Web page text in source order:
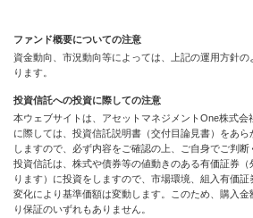
ファンド概要についての注意
資金動向、市況動向等によっては、上記の運用方針
ります。
投資信託への投資に際しての注意
本ウェブサイトは、アセットマネジメントOne株式会
に際しては、投資信託説明書（交付目論見書）をあ
しますので、必ず内容をご確認の上、ご自身でご判断
投資信託は、株式や債券等の値動きのある有価証券
ります）に投資をしますので、市場環境、組入有価
変化により基準価額は変動します。このため、購入金
り保証のいずれもありません。